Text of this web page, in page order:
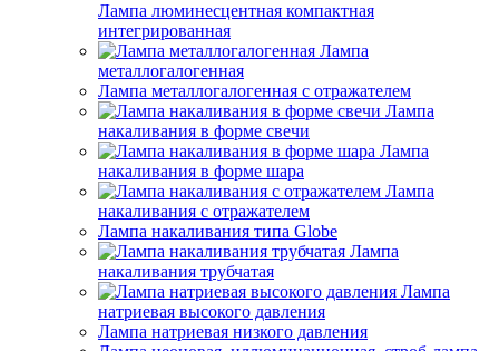
Лампа люминесцентная компактная
интегрированная
Лампа
металлогалогенная
Лампа металлогалогенная с отражателем
Лампа
накаливания в форме свечи
Лампа
накаливания в форме шара
Лампа
накаливания с отражателем
Лампа накаливания типа Globe
Лампа
накаливания трубчатая
Лампа
натриевая высокого давления
Лампа натриевая низкого давления